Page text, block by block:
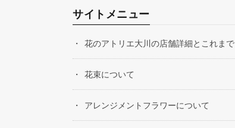
サイトメニュー
花のアトリエ大川の店舗詳細とこれまで
花束について
アレンジメントフラワーについて